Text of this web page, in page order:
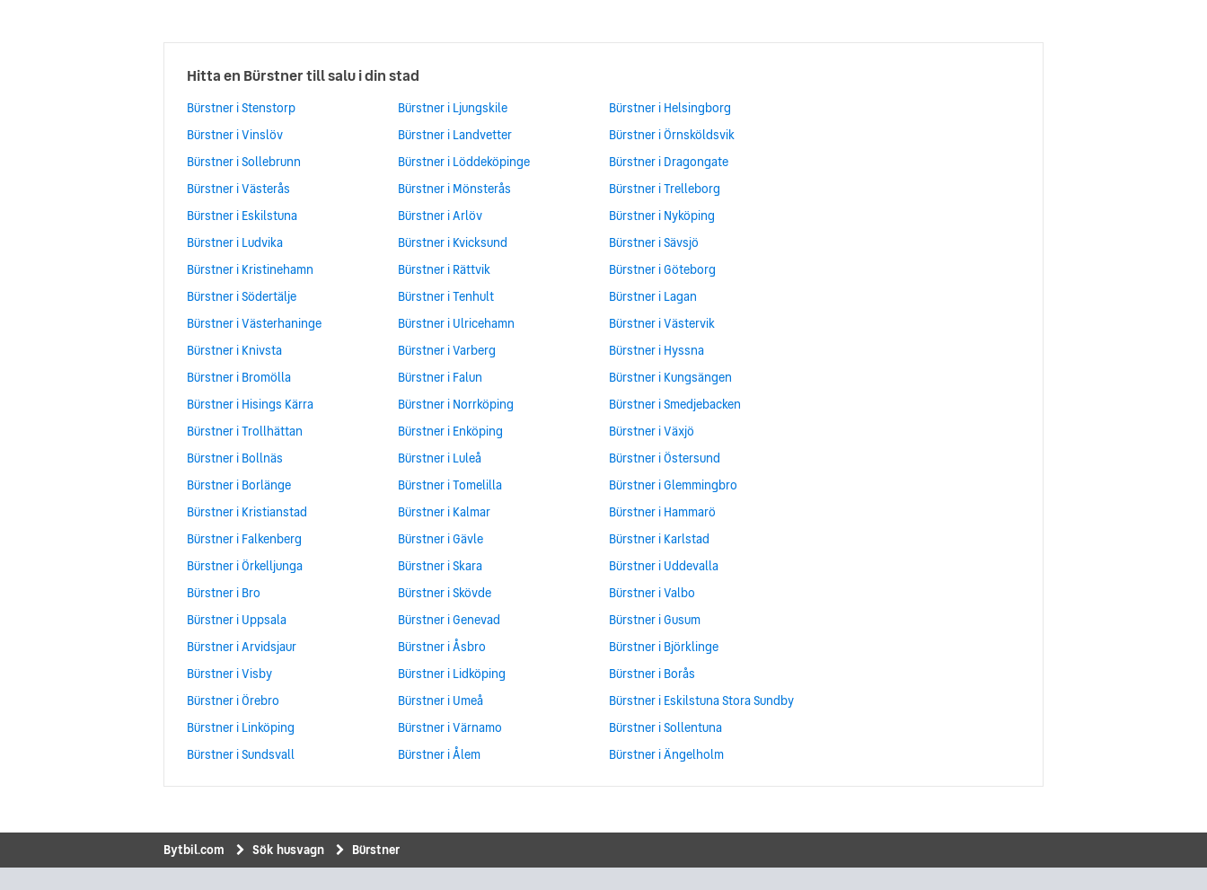
Hitta en Bürstner till salu i din stad
Bürstner i Stenstorp
Bürstner i Vinslöv
Bürstner i Sollebrunn
Bürstner i Västerås
Bürstner i Eskilstuna
Bürstner i Ludvika
Bürstner i Kristinehamn
Bürstner i Södertälje
Bürstner i Västerhaninge
Bürstner i Knivsta
Bürstner i Bromölla
Bürstner i Hisings Kärra
Bürstner i Trollhättan
Bürstner i Bollnäs
Bürstner i Borlänge
Bürstner i Kristianstad
Bürstner i Falkenberg
Bürstner i Örkelljunga
Bürstner i Bro
Bürstner i Uppsala
Bürstner i Arvidsjaur
Bürstner i Visby
Bürstner i Örebro
Bürstner i Linköping
Bürstner i Sundsvall
Bürstner i Ljungskile
Bürstner i Landvetter
Bürstner i Löddeköpinge
Bürstner i Mönsterås
Bürstner i Arlöv
Bürstner i Kvicksund
Bürstner i Rättvik
Bürstner i Tenhult
Bürstner i Ulricehamn
Bürstner i Varberg
Bürstner i Falun
Bürstner i Norrköping
Bürstner i Enköping
Bürstner i Luleå
Bürstner i Tomelilla
Bürstner i Kalmar
Bürstner i Gävle
Bürstner i Skara
Bürstner i Skövde
Bürstner i Genevad
Bürstner i Åsbro
Bürstner i Lidköping
Bürstner i Umeå
Bürstner i Värnamo
Bürstner i Ålem
Bürstner i Helsingborg
Bürstner i Örnsköldsvik
Bürstner i Dragongate
Bürstner i Trelleborg
Bürstner i Nyköping
Bürstner i Sävsjö
Bürstner i Göteborg
Bürstner i Lagan
Bürstner i Västervik
Bürstner i Hyssna
Bürstner i Kungsängen
Bürstner i Smedjebacken
Bürstner i Växjö
Bürstner i Östersund
Bürstner i Glemmingbro
Bürstner i Hammarö
Bürstner i Karlstad
Bürstner i Uddevalla
Bürstner i Valbo
Bürstner i Gusum
Bürstner i Björklinge
Bürstner i Borås
Bürstner i Eskilstuna Stora Sundby
Bürstner i Sollentuna
Bürstner i Ängelholm
Bytbil.com Sök husvagn Bürstner